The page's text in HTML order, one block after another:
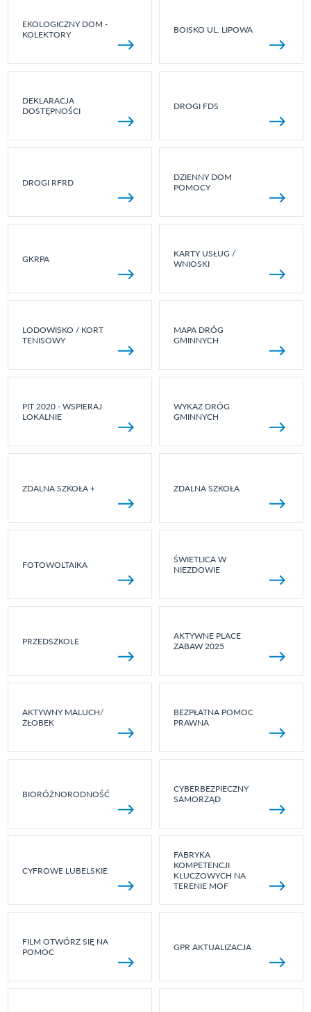
EKOLOGICZNY DOM -
KOLEKTORY
BOISKO UL. LIPOWA
DEKLARACJA
DOSTĘPNOŚCI
DROGI FDS
DROGI RFRD
DZIENNY DOM
POMOCY
GKRPA
KARTY USŁUG /
WNIOSKI
LODOWISKO / KORT
TENISOWY
MAPA DRÓG
GMINNYCH
PIT 2020 - WSPIERAJ
LOKALNIE
WYKAZ DRÓG
GMINNYCH
ZDALNA SZKOŁA + ZDALNA SZKOŁA
FOTOWOLTAIKA
ŚWIETLICA W
NIEZDOWIE
PRZEDSZKOLE
AKTYWNE PLACE
ZABAW 2025
AKTYWNY MALUCH/
ŻŁOBEK
BEZPŁATNA POMOC
PRAWNA
BIORÓŻNORODNOŚĆ
CYBERBEZPIECZNY
SAMORZĄD
CYFROWE LUBELSKIE
FABRYKA
KOMPETENCJI
KLUCZOWYCH NA
TERENIE MOF
FILM OTWÓRZ SIĘ NA
POMOC
GPR AKTUALIZACJA